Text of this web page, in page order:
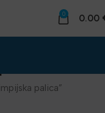
0 0.00
palica”